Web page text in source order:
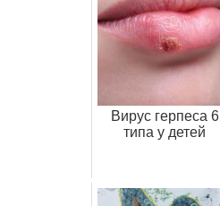
Вирус герпеса 6
типа у детей